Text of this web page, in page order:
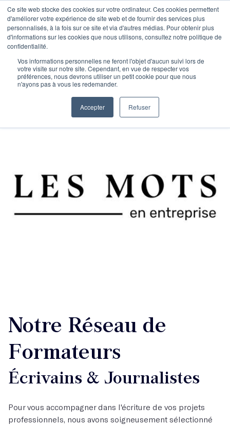
Ce site web stocke des cookies sur votre ordinateur. Ces cookies permettent
d'améliorer votre expérience de site web et de fournir des services plus
personnalisés, à la fois sur ce site et via d'autres médias. Pour obtenir plus
d'informations sur les cookies que nous utilisons, consultez notre politique de
confidentialité.
Vos informations personnelles ne feront l'objet d'aucun suivi lors de
votre visite sur notre site. Cependant, en vue de respecter vos
préférences, nous devrons utiliser un petit cookie pour que nous
n'ayons pas à vous les redemander.
Accepter Refuser
Notre Réseau de
Formateurs
Écrivains & Journalistes
Pour vous accompagner dans l'écriture de vos projets
professionnels, nous avons soigneusement sélectionné